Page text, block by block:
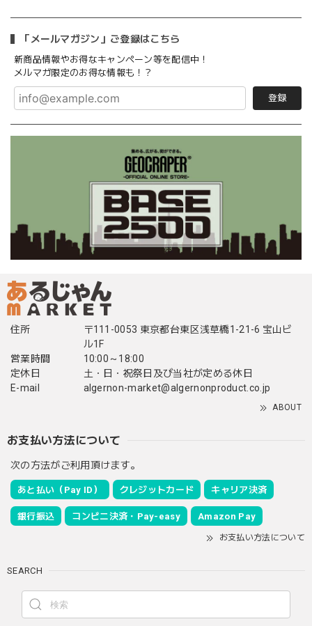
「メールマガジン」ご登録はこちら
新商品情報やお得なキャンペーン等を配信中！
メルマガ限定のお得な情報も！？
登録
住所
〒111-0053 東京都台東区浅草橋1-21-6 宝山ビ
ル1F
営業時間
10:00～18:00
定休日
土・日・祝祭日及び当社が定める休日
E-mail
algernon-market@algernonproduct.co.jp
ABOUT
お支払い方法について
次の方法がご利用頂けます。
あと払い（Pay ID） クレジットカード キャリア決済
銀行振込 コンビニ決済・Pay-easy Amazon Pay
お支払い方法について
SEARCH